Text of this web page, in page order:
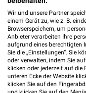
Wir und unsere Partner
einem Gerät zu, wie z. B.
Browserspeichern, um
Anbieter verarbeiten Ihre
aufgrund eines berechtigten
Sie die „Einstellungen“. Sie
oder verwalten, indem Sie
klicken oder jederzeit auf
unteren Ecke der Website
klicken Sie auf den